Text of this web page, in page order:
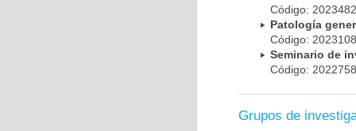
Código:
Patología
Código:
Seminario de
Código:
Grupos de